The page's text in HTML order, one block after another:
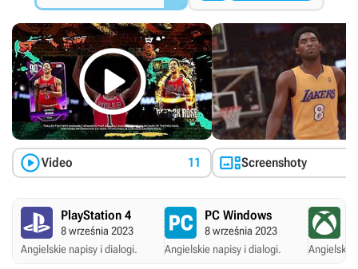

Video 11 Screenshoty
PlayStation 4
8 września 2023
Angielskie napisy i dialogi.
PC Windows
8 września 2023
Angielskie napisy i dialogi.
Angielskie